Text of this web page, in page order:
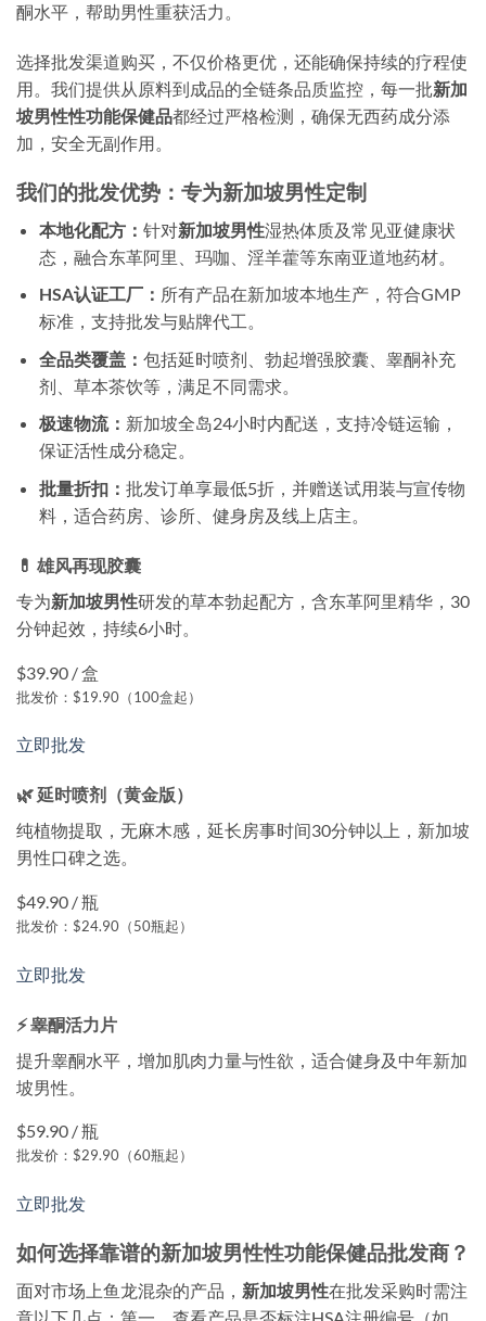
酮水平，帮助男性重获活力。
选择批发渠道购买，不仅价格更优，还能确保持续的疗程使
用。我们提供从原料到成品的全链条品质监控，每一批新加
坡男性性功能保健品都经过严格检测，确保无西药成分添
加，安全无副作用。
我们的批发优势：专为新加坡男性定制
本地化配方： 针对新加坡男性湿热体质及常见亚健康状
态，融合东革阿里、玛咖、淫羊藿等东南亚道地药材。
HSA认证工厂： 所有产品在新加坡本地生产，符合GMP
标准，支持批发与贴牌代工。
全品类覆盖： 包括延时喷剂、勃起增强胶囊、睾酮补充
剂、草本茶饮等，满足不同需求。
极速物流： 新加坡全岛24小时内配送，支持冷链运输，
保证活性成分稳定。
批量折扣： 批发订单享最低5折，并赠送试用装与宣传物
料，适合药房、诊所、健身房及线上店主。
💊 雄风再现胶囊
专为新加坡男性研发的草本勃起配方，含东革阿里精华，30
分钟起效，持续6小时。
$39.90 / 盒
批发价：$19.90（100盒起）
立即批发
🌿 延时喷剂（黄金版）
纯植物提取，无麻木感，延长房事时间30分钟以上，新加坡
男性口碑之选。
$49.90 / 瓶
批发价：$24.90（50瓶起）
立即批发
⚡ 睾酮活力片
提升睾酮水平，增加肌肉力量与性欲，适合健身及中年新加
坡男性。
$59.90 / 瓶
批发价：$29.90（60瓶起）
立即批发
如何选择靠谱的新加坡男性性功能保健品批发商？
面对市场上鱼龙混杂的产品， 新加坡男性在批发采购时需注
意以下几点：第一，查看产品是否标注HSA注册编号（如